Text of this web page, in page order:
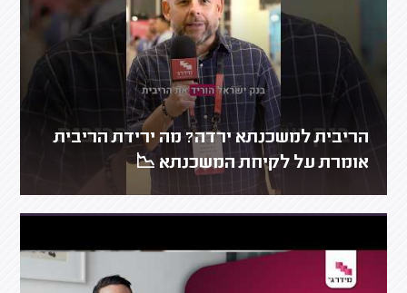
הריבית למשכנתא ירדה? מה ירידת הריבית
אומרת על לקיחת המשכנתא 📉